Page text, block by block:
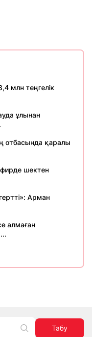
млн теңгелік
ұлынан
отбасында қаралы
шектен
Арман
алмаған
Табу